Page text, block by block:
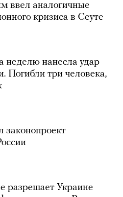
ввел аналогичные
кризиса в Сеуте
неделю нанесла удар
Погибли три человека,
разрешает Украине